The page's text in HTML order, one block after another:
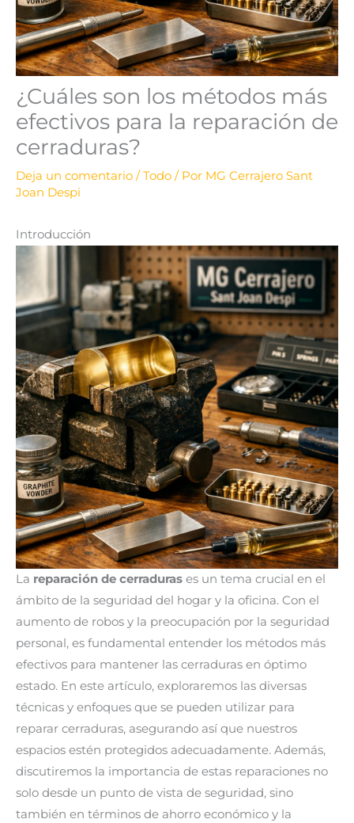
¿Cuáles son los métodos más
efectivos para la reparación de
cerraduras?
Deja un comentario /Todo / Por MG Cerrajero Sant
Joan Despi
Introducción
La reparación de cerraduras es un tema crucial en el
ámbito de la seguridad del hogar y la oficina. Con el
aumento de robos y la preocupación por la seguridad
personal, es fundamental entender los métodos más
efectivos para mantener las cerraduras en óptimo
estado. En este artículo, exploraremos las diversas
técnicas y enfoques que se pueden utilizar para
reparar cerraduras, asegurando así que nuestros
espacios estén protegidos adecuadamente. Además,
discutiremos la importancia de estas reparaciones no
solo desde un punto de vista de seguridad, sino
también en términos de ahorro económico y la